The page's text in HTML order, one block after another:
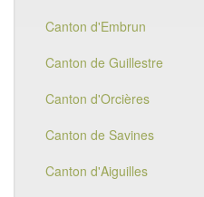
Canton d'Embrun
Canton de Guillestre
Canton d'Orcières
Canton de Savines
Canton d'Aiguilles